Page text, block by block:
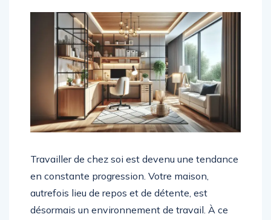
Travailler de chez soi est devenu une tendance
en constante progression. Votre maison,
autrefois lieu de repos et de détente, est
désormais un environnement de travail. À ce